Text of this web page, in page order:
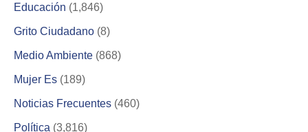
Educación (1,846)
Grito Ciudadano (8)
Medio Ambiente (868)
Mujer Es (189)
Noticias Frecuentes (460)
Política (3,816)